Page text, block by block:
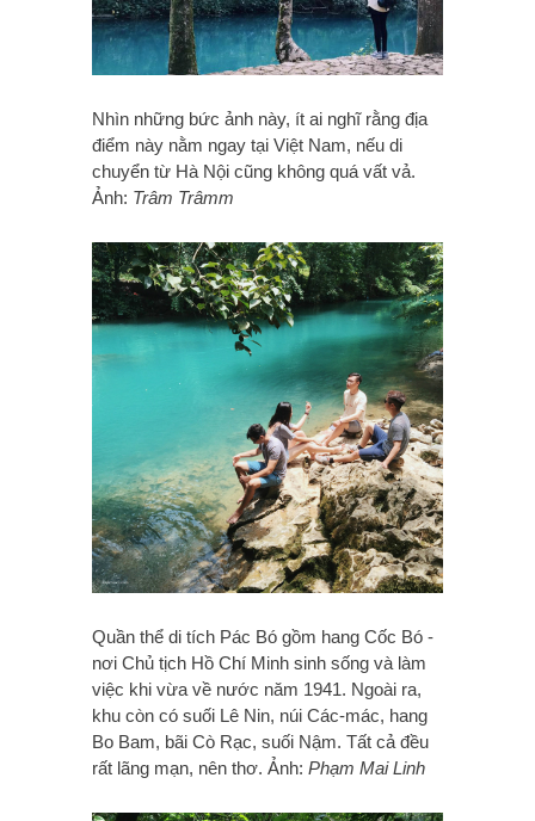
Nhìn những bức ảnh này, ít ai nghĩ rằng địa
điểm này nằm ngay tại Việt Nam, nếu di
chuyển từ Hà Nội cũng không quá vất vả.
Ảnh: Trâm Trâmm
Quần thể di tích Pác Bó gồm hang Cốc Bó -
nơi Chủ tịch Hồ Chí Minh sinh sống và làm
việc khi vừa về nước năm 1941. Ngoài ra,
khu còn có suối Lê Nin, núi Các-mác, hang
Bo Bam, bãi Cò Rạc, suối Nậm. Tất cả đều
rất lãng mạn, nên thơ. Ảnh: Phạm Mai Linh